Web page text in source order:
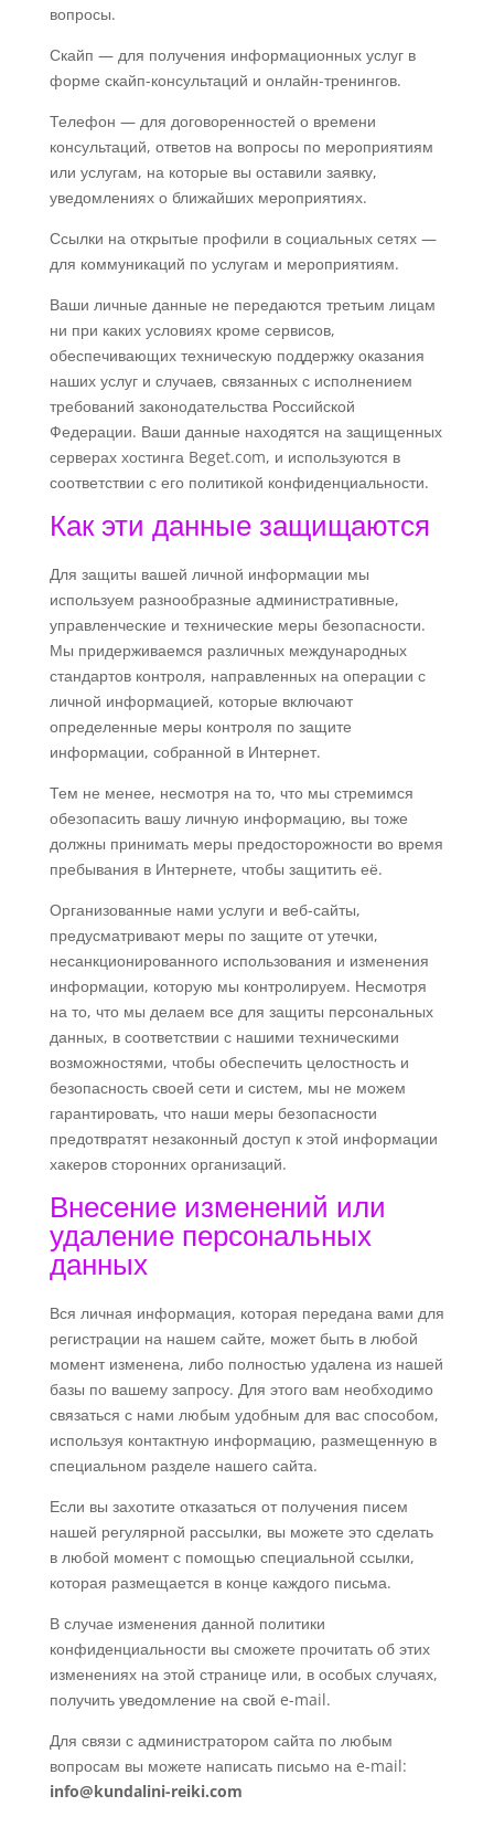
вопросы.
Скайп — для получения информационных услуг в
форме скайп-консультаций и онлайн-тренингов.
Телефон — для договоренностей о времени
консультаций, ответов на вопросы по мероприятиям
или услугам, на которые вы оставили заявку,
уведомлениях о ближайших мероприятиях.
Ссылки на открытые профили в социальных сетях—
для коммуникаций по услугам и мероприятиям.
Ваши личные данные не передаются третьим лицам
ни при каких условиях кроме сервисов,
обеспечивающих техническую поддержку оказания
наших услуг и случаев, связанных с исполнением
требований законодательства Российской
Федерации. Ваши данные находятся на защищенных
серверах хостинга Beget.com, и используются в
соответствии с его политикой конфиденциальности.
Как эти данные защищаются
Для защиты вашей личной информации мы
используем разнообразные административные,
управленческие и технические меры безопасности.
Мы придерживаемся различных международных
стандартов контроля, направленных на операции с
личной информацией, которые включают
определенные меры контроля по защите
информации, собранной в Интернет.
Тем не менее, несмотря на то, что мы стремимся
обезопасить вашу личную информацию, вы тоже
должны принимать меры предосторожности во время
пребывания в Интернете, чтобы защитить её.
Организованные нами услуги и веб-сайты,
предусматривают меры по защите от утечки,
несанкционированного использования и изменения
информации, которую мы контролируем. Несмотря
на то, что мы делаем все для защиты персональных
данных, в соответствии с нашими техническими
возможностями, чтобы обеспечить целостность и
безопасность своей сети и систем, мы не можем
гарантировать, что наши меры безопасности
предотвратят незаконный доступ к этой информации
хакеров сторонних организаций.
Внесение изменений или
удаление персональных
данных
Вся личная информация, которая передана вами для
регистрации на нашем сайте, может быть в любой
момент изменена, либо полностью удалена из нашей
базы по вашему запросу. Для этого вам необходимо
связаться с нами любым удобным для вас способом,
используя контактную информацию, размещенную в
специальном разделе нашего сайта.
Если вы захотите отказаться от получения писем
нашей регулярной рассылки, вы можете это сделать
в любой момент с помощью специальной ссылки,
которая размещается в конце каждого письма.
В случае изменения данной политики
конфиденциальности вы сможете прочитать об этих
изменениях на этой странице или, в особых случаях,
получить уведомление на свой e-mail.
Для связи с администратором сайта по любым
вопросам вы можете написать письмо на e-mail:
info@kundalini-reiki.com